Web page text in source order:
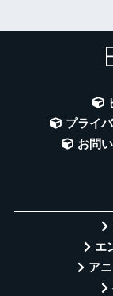
プライ
お問
エ
ア